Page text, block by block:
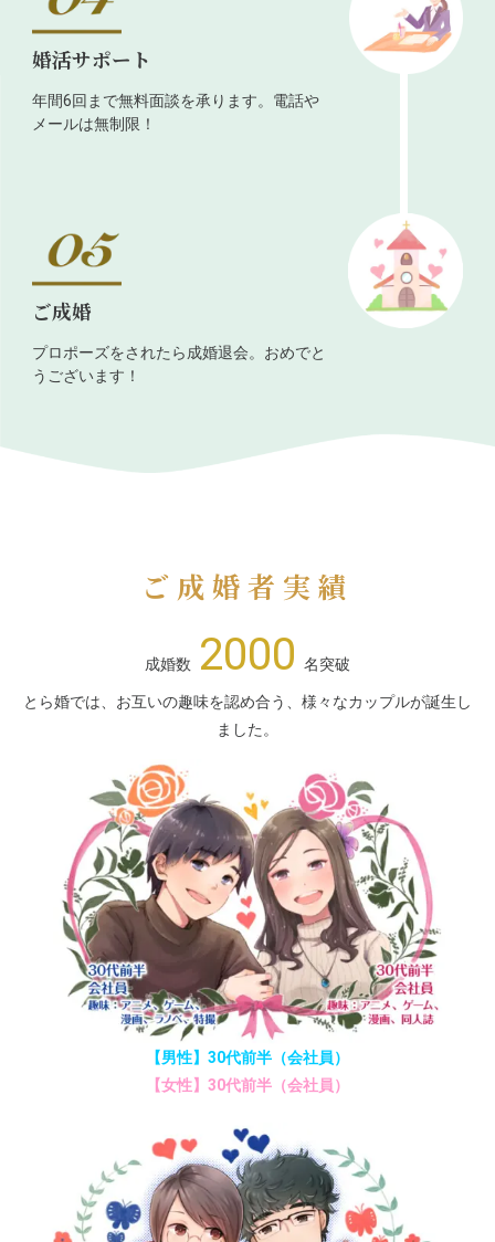
婚活サポート
年間6回まで無料面談を承ります。電話や
メールは無制限！
ご成婚
プロポーズをされたら成婚退会。おめでと
うございます！
ご成婚者実績
成婚数 2000 名突破
とら婚では、お互いの趣味を認め合う、様々なカップルが誕生し
ました。
【男性】30代前半（会社員）
【女性】30代前半（会社員）